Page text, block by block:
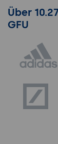
Über
GFU